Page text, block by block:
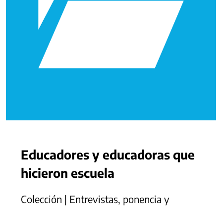
Educadores y educadoras que
hicieron escuela
Colección | Entrevistas, ponencia y